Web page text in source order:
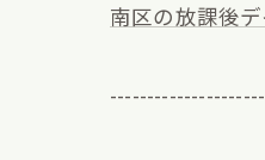
南区の放課後